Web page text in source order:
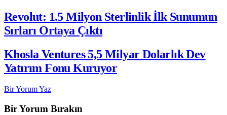
Revolut: 1.5 Milyon Sterlinlik İlk Sunumun
Sırları Ortaya Çıktı
Khosla Ventures 5,5 Milyar Dolarlık Dev
Yatırım Fonu Kuruyor
Bir Yorum Yaz
Bir Yorum Bırakın